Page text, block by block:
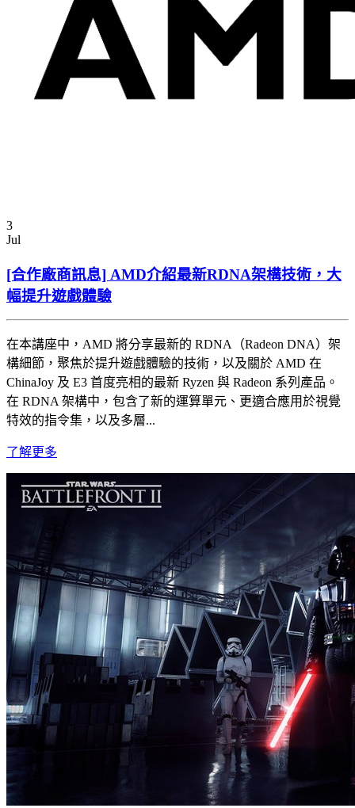
3
Jul
[合作廠商訊息] AMD介紹最新RDNA架構技術，大
幅提升遊戲體驗
在本講座中，AMD 將分享最新的 RDNA（Radeon DNA）架
構細節，聚焦於提升遊戲體驗的技術，以及關於 AMD 在
ChinaJoy 及 E3 首度亮相的最新 Ryzen 與 Radeon 系列產品。
在 RDNA 架構中，包含了新的運算單元、更適合應用於視覺
特效的指令集，以及多層...
了解更多